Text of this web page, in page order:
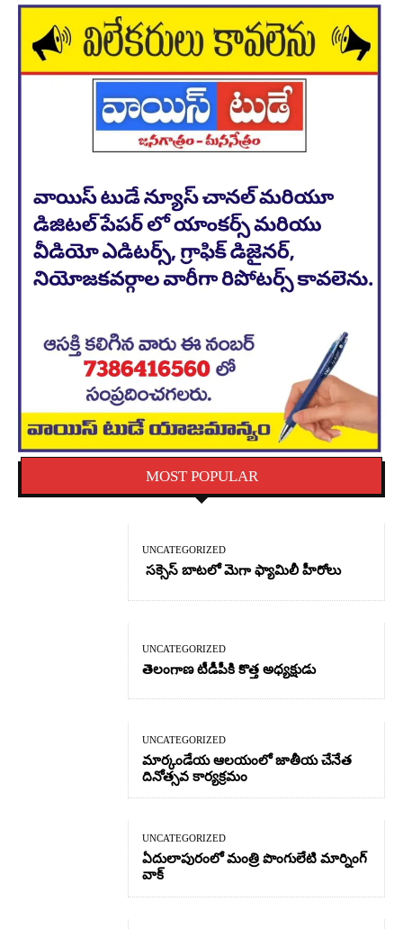
MOST POPULAR
UNCATEGORIZED
సక్సెస్ బాటలో మెగా ఫ్యామిలీ హీరోలు
UNCATEGORIZED
తెలంగాణ టీడీపీకి కొత్త అధ్యక్షుడు
UNCATEGORIZED
మార్కండేయ ఆలయంలో జాతీయ చేనేత
దినోత్సవ కార్యక్రమం
UNCATEGORIZED
ఏదులాపురంలో మంత్రి పొంగులేటి మార్నింగ్
వాక్